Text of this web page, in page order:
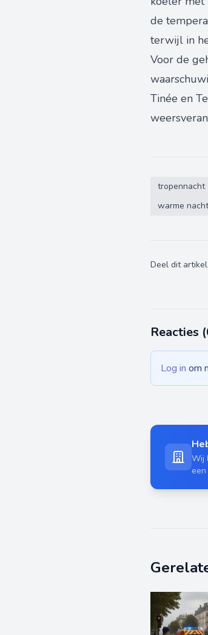
de
terwijl in
Voor de
Tinée en
tropennacht
warme
Deel dit artikel:
Reacties (
Log in om
Wij